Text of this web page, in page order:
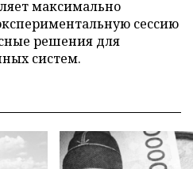
максимально
сессию
решения для
систем.